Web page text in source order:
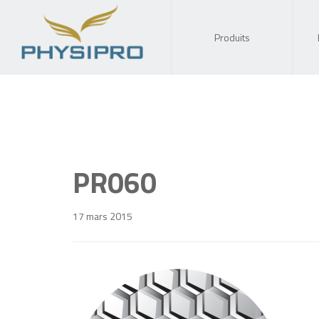
Produits
PR060
17 mars 2015